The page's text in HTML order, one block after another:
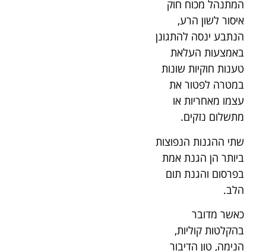
המתנהל מכוח חוק
איסור לשון הרע,
הנתבע ינסה להתגונן
באמצעות העלאת
טענות חוקיות שונות
במטרה לפטור את
עצמו מאחריות או
מתשלום נזקים.
שתי ההגנות הנפוצות
ביותר הן הגנת אמת
בפרסום והגנת תום
הלב.
כאשר מדובר
בהקלטות קוליות,
הנימה, טון הדיבור